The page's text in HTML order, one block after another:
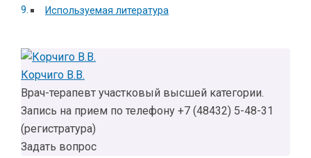
Используемая литература
Корчиго В.В.
Врач-терапевт участковый высшей категории.
Запись на прием по телефону +7 (48432) 5-48-31
(регистратура)
Задать вопрос